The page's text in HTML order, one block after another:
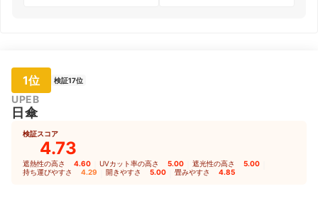
1位 検証17位
UPEB
日傘
検証スコア
4.73
遮熱性の高さ 4.60 UVカット率の高さ 5.00 遮光性の高さ 5.00
持ち運びやすさ 4.29 開きやすさ 5.00 畳みやすさ 4.85